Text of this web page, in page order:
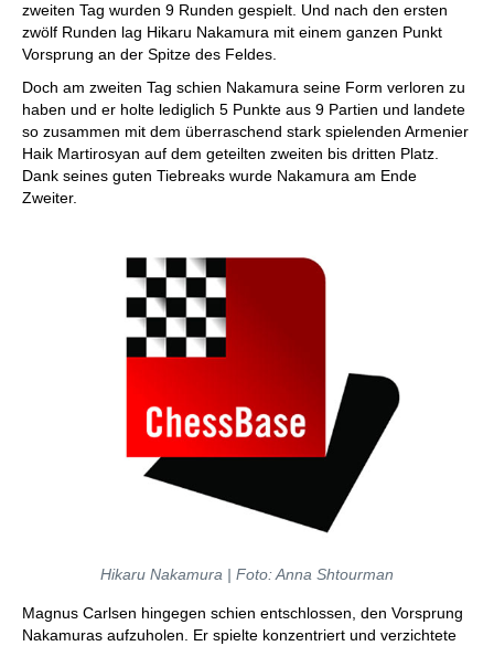
zweiten Tag wurden 9 Runden gespielt. Und nach den ersten
zwölf Runden lag Hikaru Nakamura mit einem ganzen Punkt
Vorsprung an der Spitze des Feldes.
Doch am zweiten Tag schien Nakamura seine Form verloren zu
haben und er holte lediglich 5 Punkte aus 9 Partien und landete
so zusammen mit dem überraschend stark spielenden Armenier
Haik Martirosyan auf dem geteilten zweiten bis dritten Platz.
Dank seines guten Tiebreaks wurde Nakamura am Ende
Zweiter.
Hikaru Nakamura | Foto: Anna Shtourman
Magnus Carlsen hingegen schien entschlossen, den Vorsprung
Nakamuras aufzuholen. Er spielte konzentriert und verzichtete